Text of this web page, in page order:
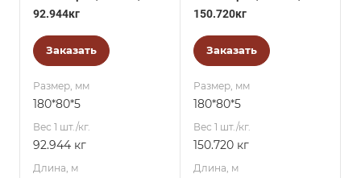
92.944кг
Заказать
Размер, мм
180*80*5
Вес 1 шт./кг.
92.944 кг
Длина, м
150.720кг
Заказать
Размер, мм
180*80*5
Вес 1 шт./кг.
150.720 кг
Длина, м